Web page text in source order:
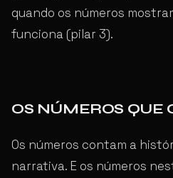
quando os números
funciona (pilar 3).
OS NÚMEROS QUE
Os números contam a
narrativa. E os números